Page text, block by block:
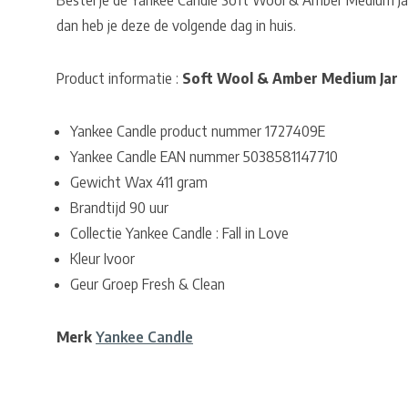
dan heb je deze de volgende dag in huis.
Product informatie : Soft Wool & Amber Medium Jar
Yankee Candle product nummer 1727409E
Yankee Candle EAN nummer 5038581147710
Gewicht Wax 411 gram
Brandtijd 90 uur
Collectie Yankee Candle : Fall in Love
Kleur Ivoor
Geur Groep Fresh & Clean
Merk Yankee Candle